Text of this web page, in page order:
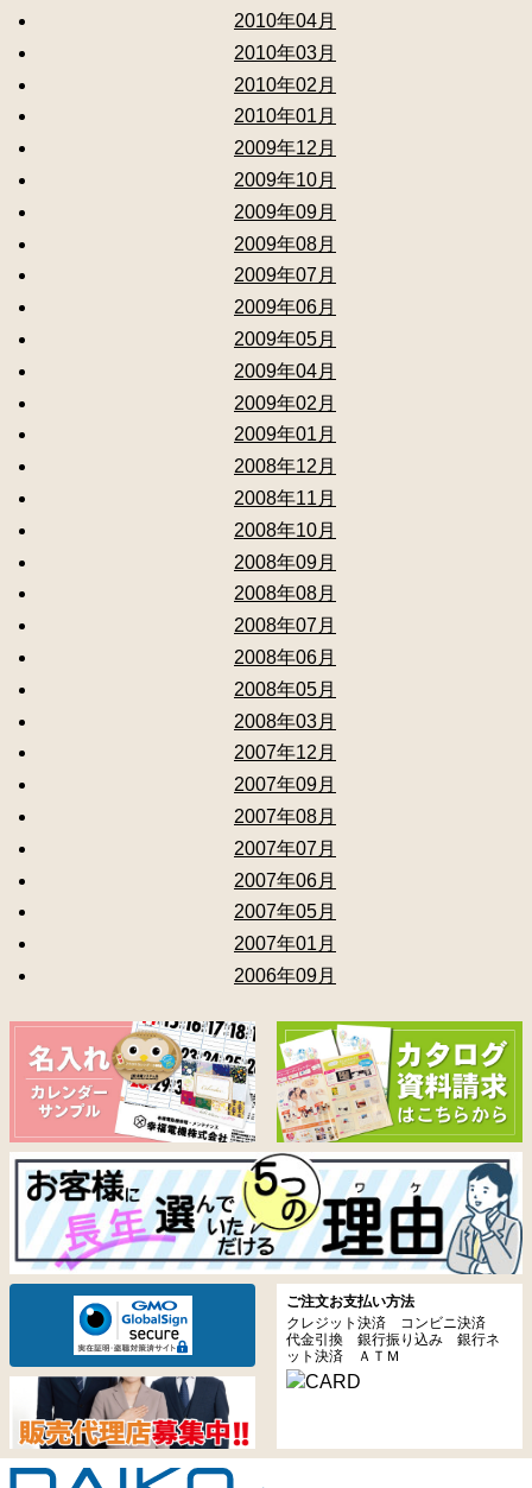
2010年04月
2010年03月
2010年02月
2010年01月
2009年12月
2009年10月
2009年09月
2009年08月
2009年07月
2009年06月
2009年05月
2009年04月
2009年02月
2009年01月
2008年12月
2008年11月
2008年10月
2008年09月
2008年08月
2008年07月
2008年06月
2008年05月
2008年03月
2007年12月
2007年09月
2007年08月
2007年07月
2007年06月
2007年05月
2007年01月
2006年09月
ご注文お支払い方法
クレジット決済 コンビニ決済
代金引換 銀行振り込み 銀行ネ
ット決済 ＡＴＭ